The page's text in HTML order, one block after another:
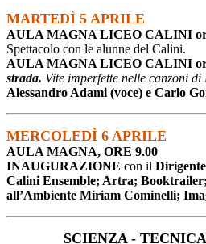
MARTEDÌ 5 APRILE
AULA MAGNA LICEO CALINI
Spettacolo con le alunne del Calini.
AULA MAGNA LICEO CALINI
strada. Vite imperfette nelle canzoni
Alessandro Adami (voce) e Carlo
MERCOLEDÌ 6 APRILE
AULA MAGNA, ORE 9.00
INAUGURAZIONE con il
Calini Ensemble; Artra; Booktrailer;
all’Ambiente Miriam Cominelli;
SCIENZA -